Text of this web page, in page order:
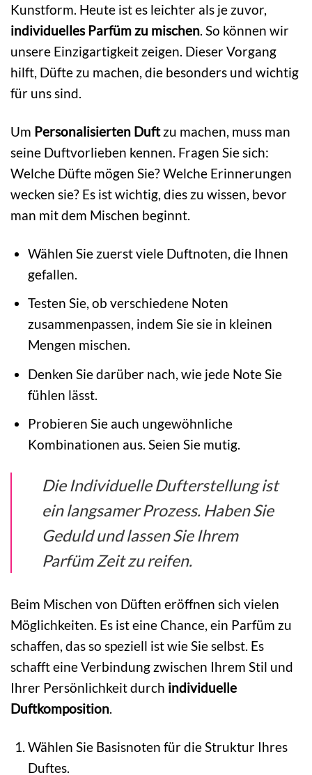
Kunstform. Heute ist es leichter als je zuvor,
individuelles Parfüm zu mischen. So können wir
unsere Einzigartigkeit zeigen. Dieser Vorgang
hilft, Düfte zu machen, die besonders und wichtig
für uns sind.
Um Personalisierten Duftzu machen, muss man
seine Duftvorlieben kennen. Fragen Sie sich:
Welche Düfte mögen Sie? Welche Erinnerungen
wecken sie? Es ist wichtig, dies zu wissen, bevor
man mit dem Mischen beginnt.
Wählen Sie zuerst viele Duftnoten, die Ihnen
gefallen.
Testen Sie, ob verschiedene Noten
zusammenpassen, indem Sie sie in kleinen
Mengen mischen.
Denken Sie darüber nach, wie jede Note Sie
fühlen lässt.
Probieren Sie auch ungewöhnliche
Kombinationen aus. Seien Sie mutig.
DieIndividuelle Dufterstellungist
ein langsamer Prozess. Haben Sie
Geduld und lassen Sie Ihrem
Parfüm Zeit zu reifen.
Beim Mischen von Düften eröffnen sich vielen
Möglichkeiten. Es ist eine Chance, ein Parfüm zu
schaffen, das so speziell ist wie Sie selbst. Es
schafft eine Verbindung zwischen Ihrem Stil und
Ihrer Persönlichkeit durch individuelle
Duftkomposition.
Wählen Sie Basisnoten für die Struktur Ihres
Duftes.